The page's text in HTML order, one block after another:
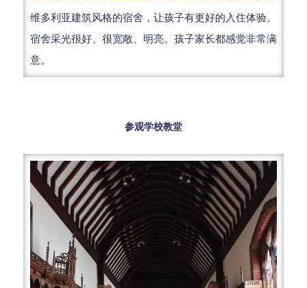
维多利亚建筑风格的宿舍，让孩子有更好的入住体验。
宿舍采光很好、很宽敞、明亮。孩子家长都感觉非常满
意。
参观学校教堂